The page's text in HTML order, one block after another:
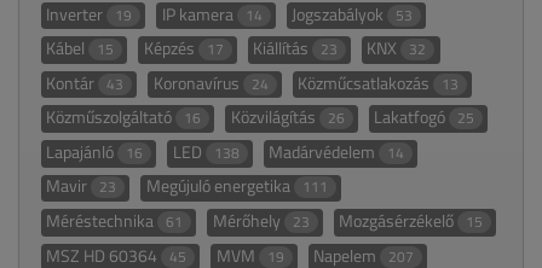
Inverter 19 IP kamera 14 Jogszabályok 53
Kábel 15 Képzés 17 Kiállítás 23 KNX 32
Kontár 43 Koronavírus 24 Közműcsatlakozás 13
Közműszolgáltató 16 Közvilágítás 26 Lakatfogó 25
Lapajánló 16 LED 138 Madárvédelem 14
Mavir 23 Megújuló energetika 111
Méréstechnika 61 Mérőhely 23 Mozgásérzékelő 15
MSZ HD 60364 45 MVM 19 Napelem 207